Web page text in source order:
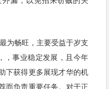
为畅旺，主要受益于岁支
，事业稳定发展，且今年
下获得更多展现才华的机
而负责重要任务。对于正